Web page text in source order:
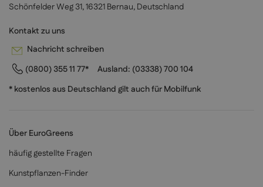
Schönfelder Weg 31, 16321 Bernau, Deutschland
Kontakt zu uns
Nachricht schreiben
(0800) 355 11 77*
Ausland: (03338) 700 104
* kostenlos aus Deutschland gilt auch für Mobilfunk
Über EuroGreens
häufig gestellte Fragen
Kunstpflanzen-Finder